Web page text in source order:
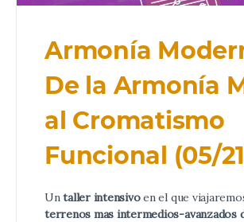
Armonía
De la Armonía
al Cromatismo
Funcional (05/
Untaller intensivoen el que
terrenos mas intermedios-avanzados